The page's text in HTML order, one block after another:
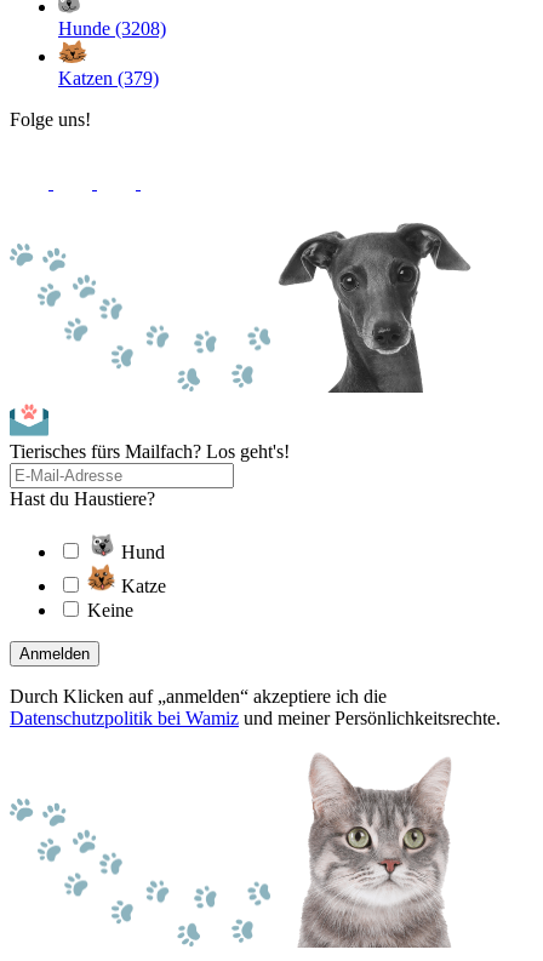
Hunde (3208)
Katzen (379)
Folge uns!
Tierisches fürs Mailfach? Los geht's!
Hast du Haustiere?
Hund
Katze
Keine
Anmelden
Durch Klicken auf „anmelden“ akzeptiere ich die
Datenschutzpolitik bei Wamiz und meiner Persönlichkeitsrechte.